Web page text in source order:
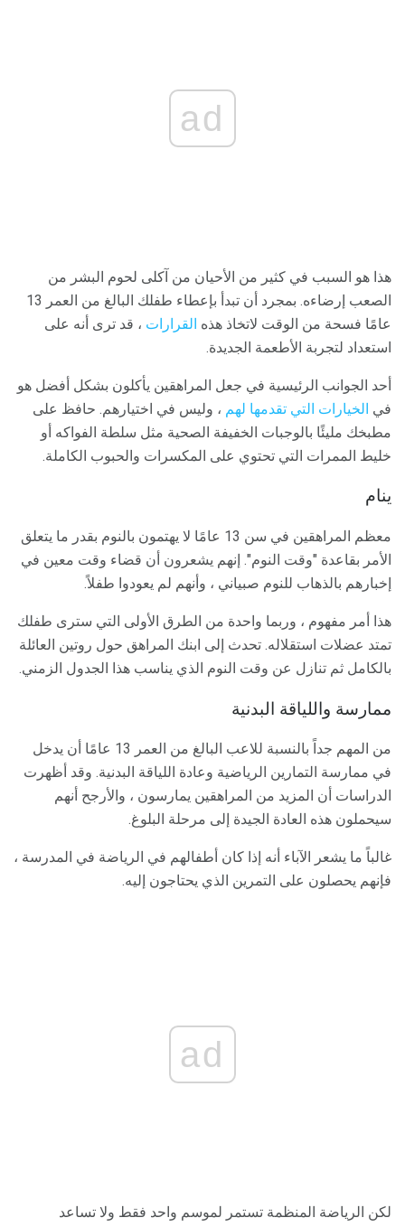
ad
هذا هو السبب في كثير من الأحيان من آكلى لحوم البشر من
الصعب إرضاءه. بمجرد أن تبدأ بإعطاء طفلك البالغ من العمر 13
عامًا فسحة من الوقت لاتخاذ هذه القرارات ، قد ترى أنه على
استعداد لتجربة الأطعمة الجديدة.
أحد الجوانب الرئيسية في جعل المراهقين يأكلون بشكل أفضل هو
في الخيارات التي تقدمها لهم ، وليس في اختيارهم. حافظ على
مطبخك مليئًا بالوجبات الخفيفة الصحية مثل سلطة الفواكه أو
خليط الممرات التي تحتوي على المكسرات والحبوب الكاملة.
ينام
معظم المراهقين في سن 13 عامًا لا يهتمون بالنوم بقدر ما يتعلق
الأمر بقاعدة "وقت النوم". إنهم يشعرون أن قضاء وقت معين في
إخبارهم بالذهاب للنوم صبياني ، وأنهم لم يعودوا طفلاً.
هذا أمر مفهوم ، وربما واحدة من الطرق الأولى التي سترى طفلك
تمتد عضلات استقلاله. تحدث إلى ابنك المراهق حول روتين العائلة
بالكامل ثم تنازل عن وقت النوم الذي يناسب هذا الجدول الزمني.
ممارسة واللياقة البدنية
من المهم جداً بالنسبة للاعب البالغ من العمر 13 عامًا أن يدخل
في ممارسة التمارين الرياضية وعادة اللياقة البدنية. وقد أظهرت
الدراسات أن المزيد من المراهقين يمارسون ، والأرجح أنهم
سيحملون هذه العادة الجيدة إلى مرحلة البلوغ.
غالباً ما يشعر الآباء أنه إذا كان أطفالهم في الرياضة في المدرسة ،
فإنهم يحصلون على التمرين الذي يحتاجون إليه.
ad
لكن الرياضة المنظمة تستمر لموسم واحد فقط ولا تساعد